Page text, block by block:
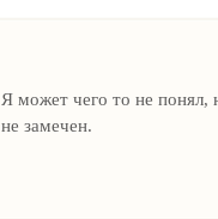
Я может чего то не понял,
не замечен.